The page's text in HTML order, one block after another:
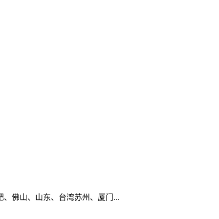
佛山、山东、台湾苏州、厦门...